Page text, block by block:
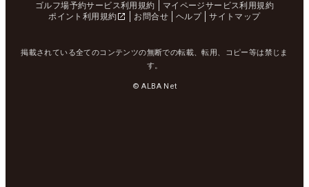
ゴルフ場予約サービス利用規約
マイページサービス利用規約
ポイント利用規約
お問合せ ヘルプ サイトマップ
掲載されている全てのコンテンツの無断での転載、転用、コピー等は禁じま
す。
© ALBA Net